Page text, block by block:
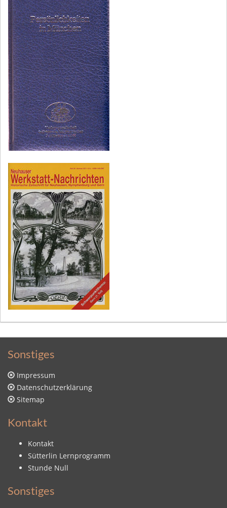
Sonstiges
Impressum
Datenschutzerklärung
Sitemap
Kontakt
Kontakt
Sütterlin Lernprogramm
Stunde Null
Sonstiges